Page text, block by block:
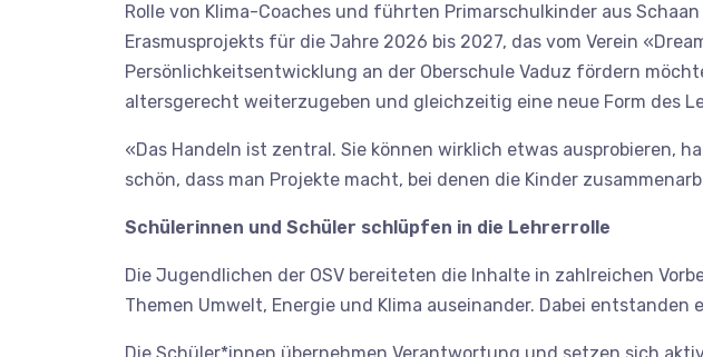
Rolle von Klima-Coaches und führten Primarschulkinder aus
Erasmusprojekts für die Jahre 2026 bis 2027, das vom Verein
Persönlichkeitsentwicklung an der Oberschule Vaduz fördern
altersgerecht weiterzugeben und gleichzeitig eine neue Form des
«Das Handeln ist zentral. Sie können wirklich etwas ausprobieren,
schön, dass man Projekte macht, bei denen die Kinder
Schülerinnen und Schüler schlüpfen in die Lehrerrolle
Die Jugendlichen der OSV bereiteten die Inhalte in zahlreichen
Themen Umwelt, Energie und Klima auseinander. Dabei